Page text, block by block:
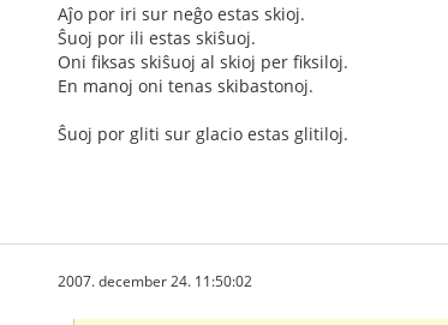
Aĵo por iri sur neĝo estas skioj.
Ŝuoj por ili estas skiŝuoj.
Oni fiksas skiŝuoj al skioj per fiksiloj.
En manoj oni tenas skibastonoj.
Ŝuoj por gliti sur glacio estas glitiloj.
2007. december 24. 11:50:02